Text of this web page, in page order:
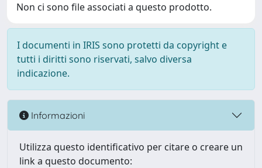
Non ci sono file associati a questo prodotto.
I documenti in IRIS sono protetti da copyright e
tutti i diritti sono riservati, salvo diversa
indicazione.
Informazioni
Utilizza questo identificativo per citare o creare un
link a questo documento: